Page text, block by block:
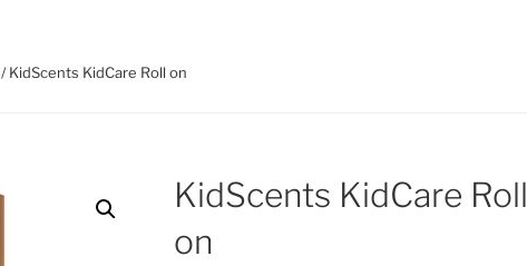
/ KidScents KidCare Roll on
KidScents KidCare Roll
on